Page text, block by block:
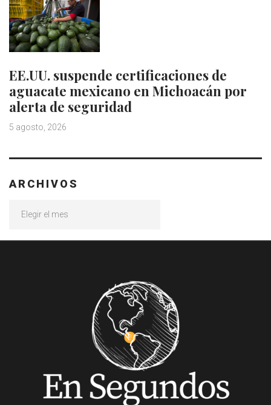
EE.UU. suspende certificaciones de
aguacate mexicano en Michoacán por
alerta de seguridad
5 agosto, 2026
ARCHIVOS